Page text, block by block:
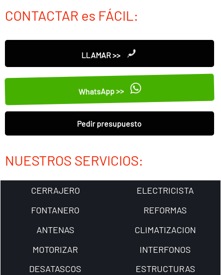
CONTACTAR es FÁCIL:
LLAMAR >>
WhatsApp >>
Pedir presupuesto
NUESTROS SERVICIOS:
CERRAJERO
ELECTRICISTA
FONTANERO
REFORMAS
ANTENAS
CLIMATIZACION
MOTORIZAR
INTERFONOS
DESATASCOS
ESTRUCTURAS